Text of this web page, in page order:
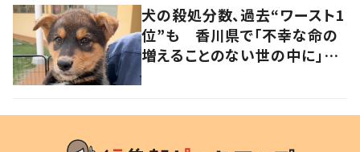
犬の殺処分数、過去“ワースト1
位”も 香川県で「不幸な命の
増えることのない世の中に」と